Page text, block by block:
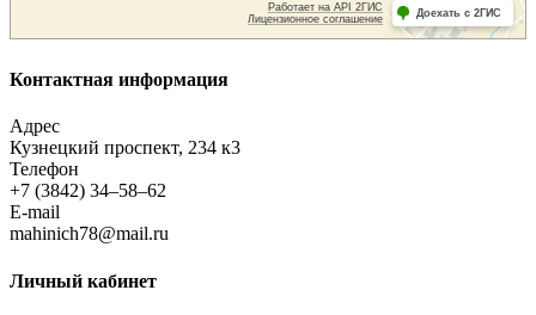
Контактная информация
Адрес
Кузнецкий проспект, 234 к3
Телефон
+7 (3842) 34–58–62
E-mail
mahinich78@mail.ru
Личный кабинет